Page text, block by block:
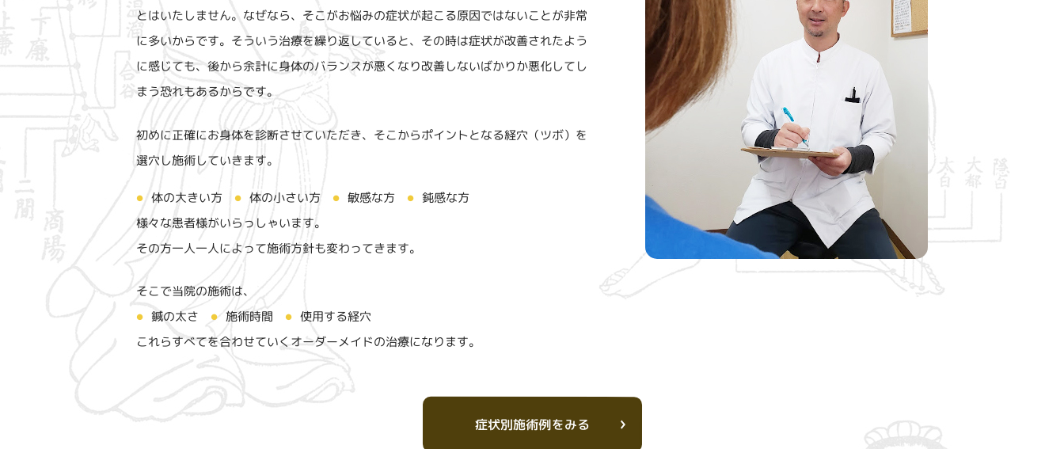
とはいたしません。なぜなら、そこがお悩みの症状が起こる原因ではないことが非常
に多いからです。そういう治療を繰り返していると、その時は症状が改善されたよう
に感じても、後から余計に身体のバランスが悪くなり改善しないばかりか悪化してし
まう恐れもあるからです。
初めに正確にお身体を診断させていただき、そこからポイントとなる経穴（ツボ）を
選穴し施術していきます。
● 体の大きい方 ● 体の小さい方 ● 敏感な方 ● 鈍感な方
様々な患者様がいらっしゃいます。
その方一人一人によって施術方針も変わってきます。
そこで当院の施術は、
● 鍼の太さ ● 施術時間 ● 使用する経穴
これらすべてを合わせていくオーダーメイドの治療になります。
症状別施術例をみる